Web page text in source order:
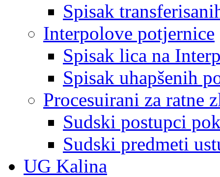
Spisak
Interpolove potjernice
Spisak lica na
Spisak uhapšenih
Procesuirani za ratne
Sudski postupci
Sudski predmeti
UG Kalina